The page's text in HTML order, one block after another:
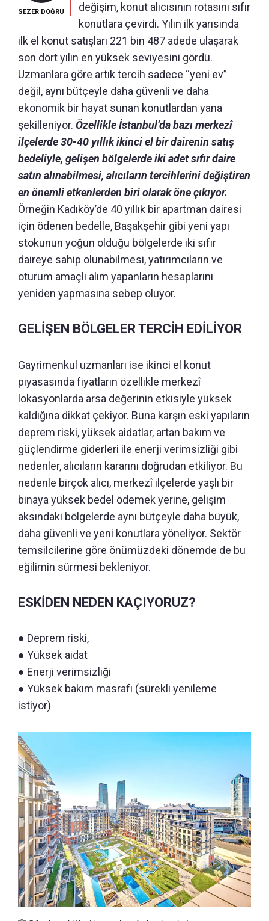
SEZER DOĞRU
değişim, konut alıcısının rotasını sıfır
konutlara çevirdi. Yılın ilk yarısında
ilk el konut satışları 221 bin 487 adede ulaşarak
son dört yılın en yüksek seviyesini gördü.
Uzmanlara göre artık tercih sadece “yeni ev”
değil, aynı bütçeyle daha güvenli ve daha
ekonomik bir hayat sunan konutlardan yana
şekilleniyor. Özellikle İstanbul’da bazı merkezî
ilçelerde 30-40 yıllık ikinci el bir dairenin satış
bedeliyle, gelişen bölgelerde iki adet sıfır daire
satın alınabilmesi, alıcıların tercihlerini değiştiren
en önemli etkenlerden biri olarak öne çıkıyor.
Örneğin Kadıköy’de 40 yıllık bir apartman dairesi
için ödenen bedelle, Başakşehir gibi yeni yapı
stokunun yoğun olduğu bölgelerde iki sıfır
daireye sahip olunabilmesi, yatırımcıların ve
oturum amaçlı alım yapanların hesaplarını
yeniden yapmasına sebep oluyor.
GELİŞEN BÖLGELER TERCİH EDİLİYOR
Gayrimenkul uzmanları ise ikinci el konut
piyasasında fiyatların özellikle merkezî
lokasyonlarda arsa değerinin etkisiyle yüksek
kaldığına dikkat çekiyor. Buna karşın eski yapıların
deprem riski, yüksek aidatlar, artan bakım ve
güçlendirme giderleri ile enerji verimsizliği gibi
nedenler, alıcıların kararını doğrudan etkiliyor. Bu
nedenle birçok alıcı, merkezî ilçelerde yaşlı bir
binaya yüksek bedel ödemek yerine, gelişim
aksındaki bölgelerde aynı bütçeyle daha büyük,
daha güvenli ve yeni konutlara yöneliyor. Sektör
temsilcilerine göre önümüzdeki dönemde de bu
eğilimin sürmesi bekleniyor.
ESKİDEN NEDEN KAÇIYORUZ?
● Deprem riski,
● Yüksek aidat
● Enerji verimsizliği
● Yüksek bakım masrafı (sürekli yenileme
istiyor)